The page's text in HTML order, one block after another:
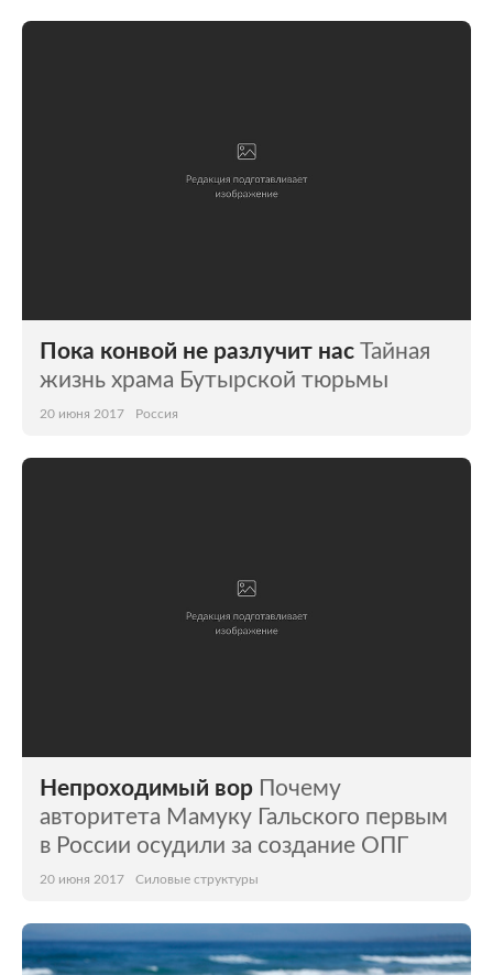
Пока конвой не разлучит нас Тайная
жизнь храма Бутырской тюрьмы
20 июня 2017 Россия
Непроходимый вор Почему
авторитета Мамуку Гальского первым
в России осудили за создание ОПГ
20 июня 2017 Силовые структуры